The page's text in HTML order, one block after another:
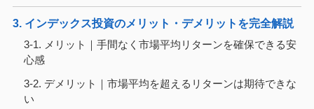
3. インデックス投資のメリット・デメリットを完全解説
3-1. メリット｜手間なく市場平均リターンを確保できる安
心感
3-2. デメリット｜市場平均を超えるリターンは期待できな
い